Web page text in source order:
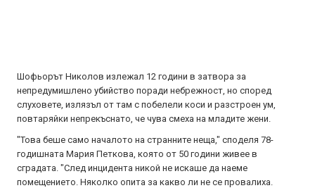
Шофьорът Николов излежал 12 години в затвора за
непредумишлено убийство поради небрежност, но според
слуховете, излязъл от там с побелели коси и разстроен ум,
повтаряйки непрекъснато, че чува смеха на младите жени.
"Това беше само началото на странните неща," споделя 78-
годишната Мария Петкова, която от 50 години живее в
сградата. "След инцидента никой не искаше да наеме
помещението. Няколко опита за какво ли не се провалиха.